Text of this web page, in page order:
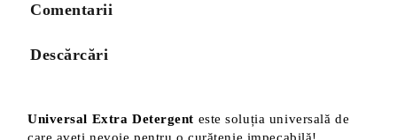
Comentarii
Descărcări
Universal Extra Detergent este soluția universală de